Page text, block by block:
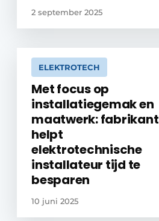
2 september 2025
ELEKTROTECH
Met focus op
installatiegemak en
maatwerk: fabrikant
helpt
elektrotechnische
installateur tijd te
besparen
10 juni 2025